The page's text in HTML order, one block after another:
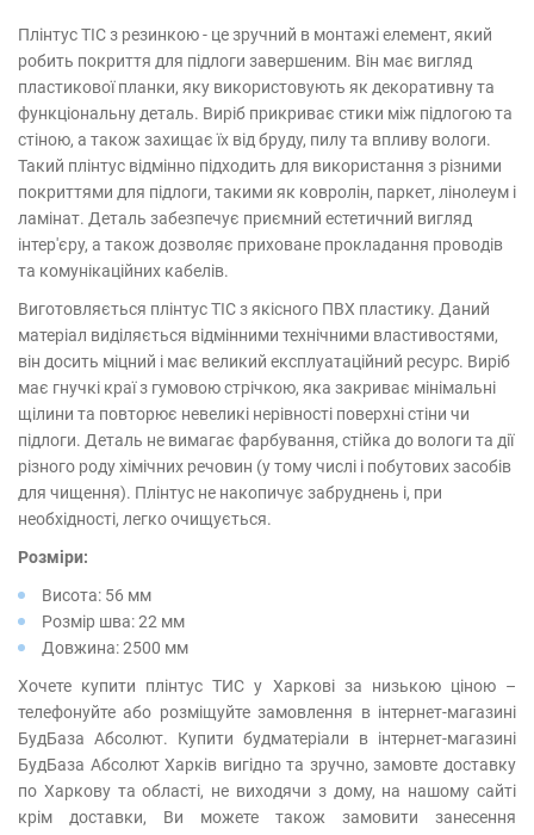
Плінтус ТІС з резинкою - це зручний в монтажі елемент, який
робить покриття для підлоги завершеним. Він має вигляд
пластикової планки, яку використовують як декоративну та
функціональну деталь. Виріб прикриває стики між підлогою та
стіною, а також захищає їх від бруду, пилу та впливу вологи.
Такий плінтус відмінно підходить для використання з різними
покриттями для підлоги, такими як ковролін, паркет, лінолеум і
ламінат. Деталь забезпечує приємний естетичний вигляд
інтер'єру, а також дозволяє приховане прокладання проводів
та комунікаційних кабелів.
Виготовляється плінтус ТІС з якісного ПВХ пластику. Даний
матеріал виділяється відмінними технічними властивостями,
він досить міцний і має великий експлуатаційний ресурс. Виріб
має гнучкі краї з гумовою стрічкою, яка закриває мінімальні
щілини та повторює невеликі нерівності поверхні стіни чи
підлоги. Деталь не вимагає фарбування, стійка до вологи та дії
різного роду хімічних речовин (у тому числі і побутових засобів
для чищення). Плінтус не накопичує забруднень і, при
необхідності, легко очищується.
Розміри:
Висота: 56 мм
Розмір шва: 22 мм
Довжина: 2500 мм
Хочете купити плінтус ТИС у Харкові за низькою ціною –
телефонуйте або розміщуйте замовлення в інтернет-магазині
БудБаза Абсолют. Купити будматеріали в інтернет-магазині
БудБаза Абсолют Харків вигідно та зручно, замовте доставку
по Харкову та області, не виходячи з дому, на нашому сайті
крім доставки, Ви можете також замовити занесення